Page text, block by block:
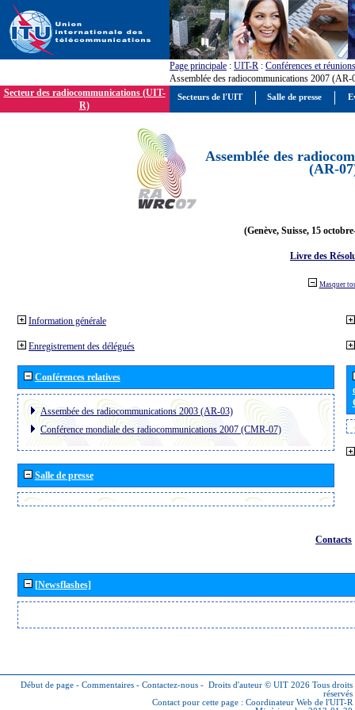
Page principale : UIT-R : Conférences et réunions
Assemblée des radiocommunications 2007 (AR-
Secteur des radiocommunications (UIT-
R)
Assemblée des
(AR-
(Genève, Suisse, 15
Livre des
Masquer
Information générale
Enregistrement des délégués
Conférences relatives
Assembée des radiocommunications 2003 (AR-03)
Conférence mondiale des radiocommunications 2007 (CMR-07)
Salle de presse
Contacts
[Newsflashes]
Début de page - Commentaires - Contactez-nous - Droits d'auteur © UIT 2026 Tous droits
réservés
Contact pour cette page : Coordinateur Web de l'UIT-R
Secteurs de l'UIT Salle de presse